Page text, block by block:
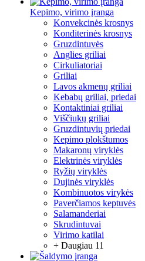
Kepimo, virimo įranga
Konvekcinės krosnys
Konditerinės krosnys
Gruzdintuvės
Anglies griliai
Cirkuliatoriai
Griliai
Lavos akmenų griliai
Kebabų griliai, priedai
Kontaktiniai griliai
Viščiukų griliai
Gruzdintuvių priedai
Kepimo plokštumos
Makaronų viryklės
Elektrinės viryklės
Ryžių viryklės
Dujinės viryklės
Kombinuotos virykės
Paverčiamos keptuvės
Salamanderiai
Skrudintuvai
Virimo katilai
+ Daugiau 11